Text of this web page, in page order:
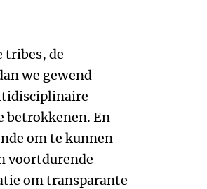
tribes, de
we gewend
betrokkenen. En
om te kunnen
voortdurende
om transparante